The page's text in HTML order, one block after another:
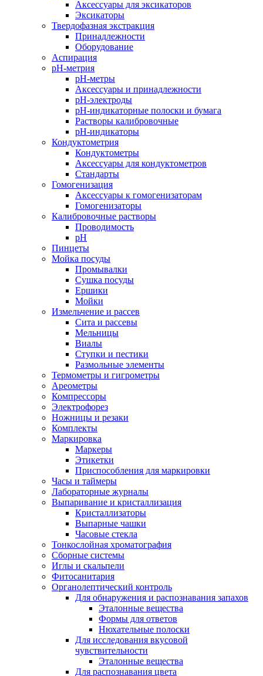
Аксессуары для эксикаторов
Эксикаторы
Твердофазная экстракция
Принадлежности
Оборудование
Аспирация
pH-метрия
pH-метры
Аксессуары и принадлежности
pH-электроды
pH-индикаторные полоски и бумага
Растворы калибровочные
pH-индикаторы
Кондуктометрия
Кондуктометры
Аксессуары для кондуктометров
Стандарты
Гомогенизация
Аксессуары к гомогенизаторам
Гомогенизаторы
Калибровочные растворы
Проводимость
pH
Пинцеты
Мойка посуды
Промывалки
Сушка посуды
Ершики
Мойки
Измельчение и рассев
Сита и рассевы
Мельницы
Виалы
Ступки и пестики
Размольные элементы
Термометры и гигрометры
Ареометры
Компрессоры
Электрофорез
Ножницы и резаки
Комплекты
Маркировка
Маркеры
Этикетки
Приспособления для маркировки
Часы и таймеры
Лабораторные журналы
Выпаривание и кристаллизация
Кристаллизаторы
Выпарные чашки
Часовые стекла
Тонкослойная хроматография
Сборные системы
Иглы и скальпели
Фитосанитария
Органолептический контроль
Для обнаружения и распознавания запахов
Эталонные вещества
Формы для ответов
Нюхательные полоски
Для исследования вкусовой
чувствительности
Эталонные вещества
Для распознавания цвета